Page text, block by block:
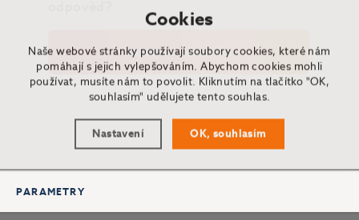
Zeptat se odborníka
PARAMETRY
Cookies
Naše webové stránky používají soubory cookies, které nám
pomáhají s jejich vylepšováním. Abychom cookies mohli
používat, musíte nám to povolit. Kliknutím na tlačítko "OK,
souhlasím" udělujete tento souhlas.
Nastavení OK, souhlasím